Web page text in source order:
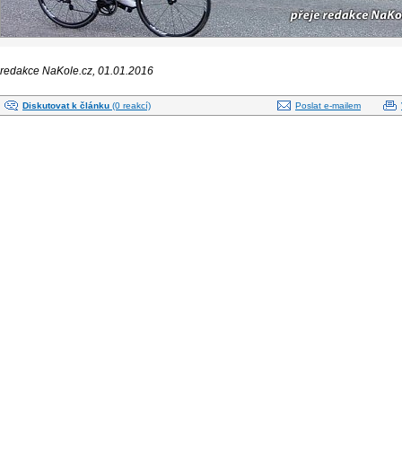
redakce NaKole.cz, 01.01.2016
Diskutovat k článku (0 reakcí) Poslat e-mailem